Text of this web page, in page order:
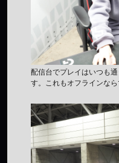
配信台でプレイはいつも
す。これもオフラインな